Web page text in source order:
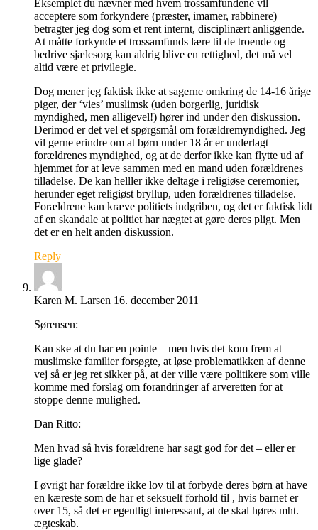
Eksemplet du nævner med hvem trossamfundene vil
acceptere som forkyndere (præster, imamer, rabbinere)
betragter jeg dog som et rent internt, disciplinært anliggende.
At måtte forkynde et trossamfunds lære til de troende og
bedrive sjælesorg kan aldrig blive en rettighed, det må vel
altid være et privilegie.
Dog mener jeg faktisk ikke at sagerne omkring de 14-16 årige
piger, der ‘vies’ muslimsk (uden borgerlig, juridisk
myndighed, men alligevel!) hører ind under den diskussion.
Derimod er det vel et spørgsmål om forældremyndighed. Jeg
vil gerne erindre om at børn under 18 år er underlagt
forældrenes myndighed, og at de derfor ikke kan flytte ud af
hjemmet for at leve sammen med en mand uden forældrenes
tilladelse. De kan helller ikke deltage i religiøse ceremonier,
herunder eget religiøst bryllup, uden forældrenes tilladelse.
Forældrene kan kræve politiets indgriben, og det er faktisk lidt
af en skandale at politiet har nægtet at gøre deres pligt. Men
det er en helt anden diskussion.
Reply
Karen M. Larsen 16. december 2011
Sørensen:
Kan ske at du har en pointe – men hvis det kom frem at
muslimske familier forsøgte, at løse problematikken af denne
vej så er jeg ret sikker på, at der ville være politikere som ville
komme med forslag om forandringer af arveretten for at
stoppe denne mulighed.
Dan Ritto:
Men hvad så hvis forældrene har sagt god for det – eller er
lige glade?
I øvrigt har forældre ikke lov til at forbyde deres børn at have
en kæreste som de har et seksuelt forhold til , hvis barnet er
over 15, så det er egentligt interessant, at de skal høres mht.
ægteskab.